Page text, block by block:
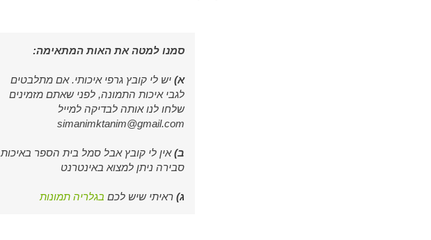
סמנו למטה את האות המתאימה:
א) יש לי קובץ גרפי איכותי. אם מתלבטים
לגבי איכות התמונה, לפני שאתם מזמינים
שלחו לנו אותה לבדיקה למייל
simanimktanim@gmail.com
ב)אין לי קובץ אבל סמל בית הספר באיכות
סבירה ניתן למצוא באינטרנט
ג) ראיתי שיש לכם בגלריה תמונות